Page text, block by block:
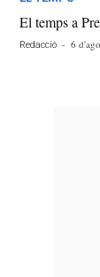
El temps a
Redacció - 6